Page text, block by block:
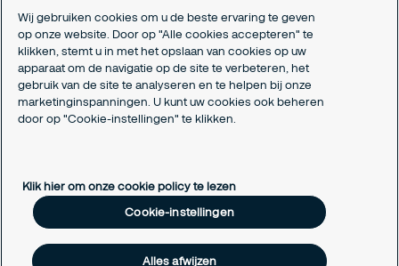
Juridisch
Privacyverklaring
Algemene voorwaarden
Responsible disclosure
Cookie-instellingen
Wij gebruiken cookies om u de beste ervaring te geven
op onze website. Door op "Alle cookies accepteren" te
klikken, stemt u in met het opslaan van cookies op uw
apparaat om de navigatie op de site te verbeteren, het
gebruik van de site te analyseren en te helpen bij onze
marketinginspanningen. U kunt uw cookies ook beheren
door op "Cookie-instellingen" te klikken.
Klik hier om onze cookie policy te lezen
Cookie-instellingen
Alles afwijzen